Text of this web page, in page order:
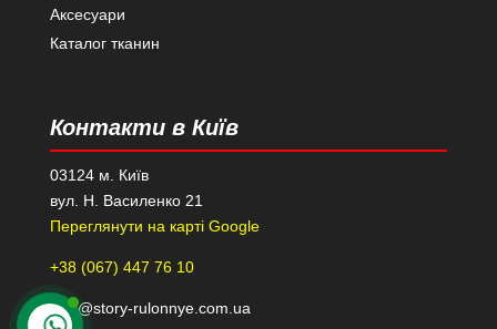
Аксесуари
Каталог тканин
Контакти в Київ
03124 м. Київ
вул. Н. Василенко 21
Переглянути на карті Google
+38 (067) 447 76 10
kiev@story-rulonnye.com.ua